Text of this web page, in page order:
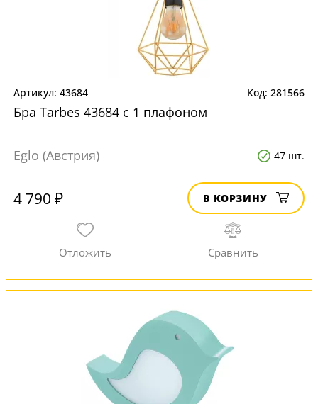
43684 281566
Бра Tarbes 43684 с 1 плафоном
Eglo (Австрия) 47 шт.
4 790 ₽ В КОРЗИНУ